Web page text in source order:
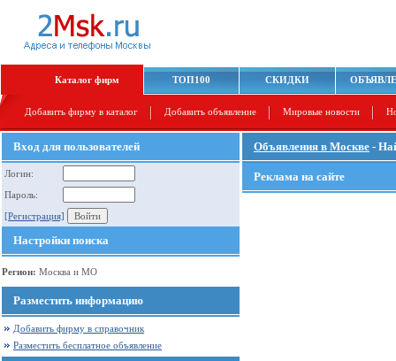
Каталог фирм ТОП100 СКИДКИ
Добавить фирму в каталог Добавить объявление Мировые новости
Вход для пользователей
Логин:
Пароль:
[Регистрация]
Настройки поиска
Регион: Москва и МО
Разместить информацию
Добавить фирму в справочник
Разместить бесплатное объявление
Объявления в Москве -
Реклама на сайте